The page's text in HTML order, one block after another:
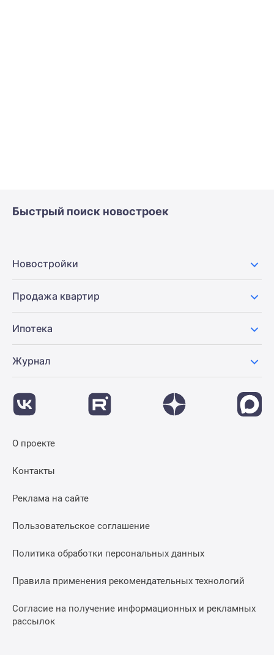
Быстрый поиск новостроек
Новостройки
Продажа квартир
Ипотека
Журнал
О проекте
Контакты
Реклама на сайте
Пользовательское соглашение
Политика обработки персональных данных
Правила применения рекомендательных технологий
Согласие на получение информационных и рекламных
рассылок